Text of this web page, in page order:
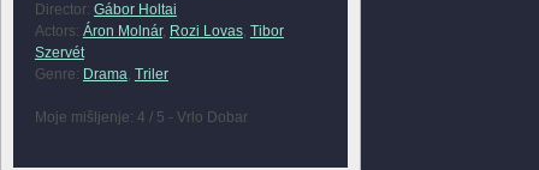
Director: Gábor Holtai
Actors: Áron Molnár, Rozi Lovas, Tibor
Szervét
Genre: Drama, Triler
Moje mišljenje: 4 / 5 - Vrlo Dobar